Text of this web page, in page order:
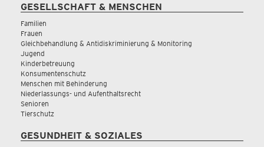
GESELLSCHAFT & MENSCHEN
Familien
Frauen
Gleichbehandlung & Antidiskriminierung & Monitoring
Jugend
Kinderbetreuung
Konsumentenschutz
Menschen mit Behinderung
Niederlassungs- und Aufenthaltsrecht
Senioren
Tierschutz
GESUNDHEIT & SOZIALES